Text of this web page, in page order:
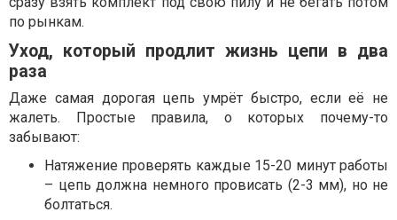
по рынкам.
Уход, который продлит жизнь цепи в два
раза
Даже самая дорогая цепь умрёт быстро, если её не
жалеть. Простые правила, о которых почему-то
забывают:
Натяжение проверять каждые 15-20 минут работы
– цепь должна немного провисать (2-3 мм), но не
болтаться.